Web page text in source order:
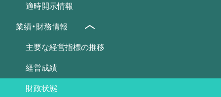
適時開示情報
業績・財務情報
主要な経営指標の推移
経営成績
財政状態
自己資本比率
(％)
1株当たり純資産